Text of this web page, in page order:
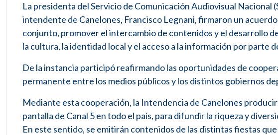
La presidenta del Servicio de Comunicación Audiovisual Nacional
intendente de Canelones, Francisco Legnani, firmaron un
conjunto, promover el intercambio de contenidos y el desarrollo
la cultura, la identidad local y el acceso a la información por parte
De la instancia participó reafirmando las oportunidades de
permanente entre los medios públicos y los distintos gobiernos
Mediante esta cooperación, la Intendencia de Canelones
pantalla de Canal 5 en todo el país, para difundir la riqueza y
En este sentido, se emitirán contenidos de las distintas fiestas